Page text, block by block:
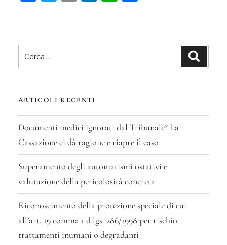
dà
alla
sussidiaria”
ok er
dI A vi
Cerca:
ARTICOLI RECENTI
Documenti medici ignorati dal Tribunale? La
Cassazione ci dà ragione e riapre il caso
Superamento degli automatismi ostativi e
valutazione della pericolosità concreta
Riconoscimento della protezione speciale di cui
all’art. 19 comma 1 d.lgs. 286/1998 per rischio
trattamenti inumani o degradanti